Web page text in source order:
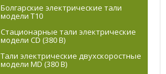
Болгарские электрические тали
модели T10
Стационарные тали электрические
модели CD (380 В)
Тали электрические двухскоростные
модели MD (380 В)